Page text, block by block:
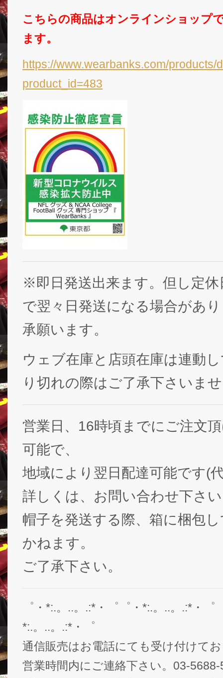
こちらの商品はオンラインショップ
ます。
https://www.wearbanks.com/products/
product_id=483
※即日発送出来ます。但し定休
で翌々日発送になる場合があ
承願います。
ウェブ在庫と店頭在庫は連動
り切れの際はご了承下さいま
営業日、16時頃までにご注文
可能で、
地域により翌日配達可能です(
詳しくは、お問い合わせ下さ
帽子を発送する際、箱に梱包
かねます。
ご了承下さい。
゜・*:.。..。.:*・゜゜・*:.。..。.:*・
*:.。..。.:*・゜
通信販売はお電話にても受け付けて
営業時間内にご連絡下さい。03-5688-